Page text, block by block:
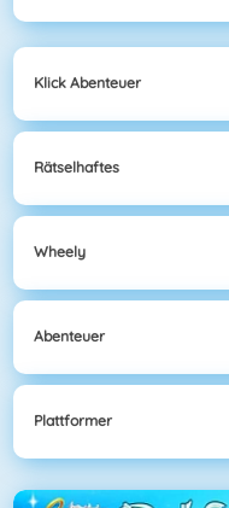
Klick Abenteuer
Rätselhaftes
Wheely
Abenteuer
Plattformer